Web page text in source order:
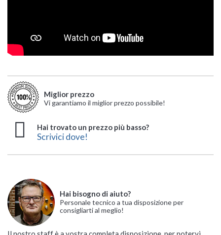
Miglior prezzo
Vi garantiamo il miglior prezzo possibile!
Hai trovato un prezzo più basso?
Scrivici dove!
Hai bisogno di aiuto?
Personale tecnico a tua disposizione per
consigliarti al meglio!